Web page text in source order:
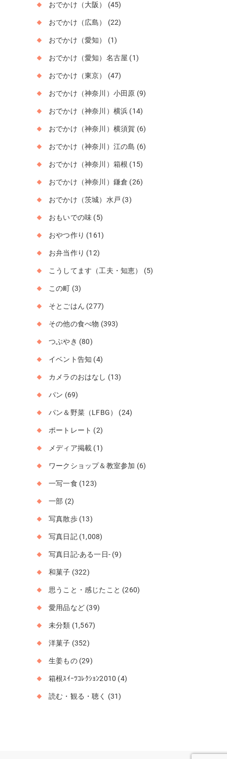
おでかけ（大阪） (45)
おでかけ（広島） (22)
おでかけ（愛知） (1)
おでかけ（愛知）名古屋 (1)
おでかけ（東京） (47)
おでかけ（神奈川）小田原 (9)
おでかけ（神奈川）横浜 (14)
おでかけ（神奈川）横須賀 (6)
おでかけ（神奈川）江の島 (6)
おでかけ（神奈川）箱根 (15)
おでかけ（神奈川）鎌倉 (26)
おでかけ（茨城）水戸 (3)
おもいでの味 (5)
おやつ作り (161)
お弁当作り (12)
こうしてます（工夫・知恵） (5)
この町 (3)
そとごはん (277)
その他の食べ物 (393)
つぶやき (80)
イベント告知 (4)
カメラのおはなし (13)
パン (69)
パン＆野菜（LFBG） (24)
ポートレート (2)
メディア掲載 (1)
ワークショップ＆教室参加 (6)
一写一食 (123)
一部 (2)
写真散歩(13)
写真日記(1,008)
写真日記-ある一日- (9)
和菓子 (322)
思うこと・感じたこと (260)
愛用品など (39)
未分類 (1,567)
洋菓子 (352)
生姜もの(29)
箱根ｽｲｰﾂｺﾚｸｼｮﾝ2010 (4)
読む・観る・聴く (31)